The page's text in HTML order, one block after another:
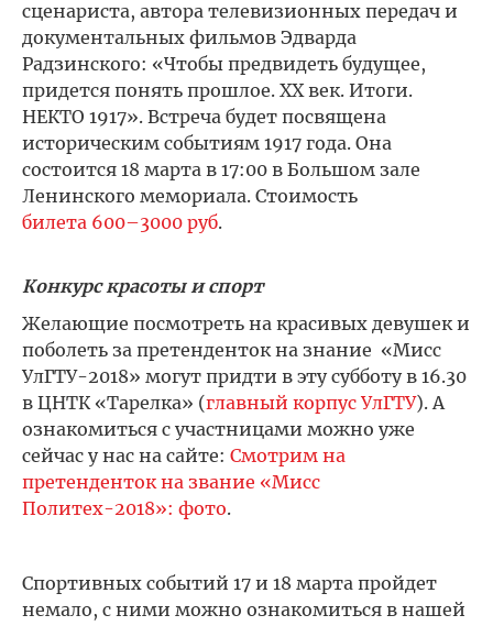
сценариста, автора телевизионных передач и
документальных фильмов Эдварда
Радзинского: «Чтобы предвидеть будущее,
придется понять прошлое. XX век. Итоги.
НЕКТО 1917». Встреча будет посвящена
историческим событиям 1917 года. Она
состоится 18 марта в 17:00 в Большом зале
Ленинского мемориала. Стоимость
билета 600–3000 руб.
Конкурс красоты и спорт
Желающие посмотреть на красивых девушек и
поболеть за претенденток на знание «Мисс
УлГТУ-2018» могут придти в эту субботу в 16.30
в ЦНТК «Тарелка» (главный корпус УлГТУ). А
ознакомиться с участницами можно уже
сейчас у нас на сайте: Смотрим на
претенденток на звание «Мисс
Политех-2018»: фото.
Спортивных событий 17 и 18 марта пройдет
немало, с ними можно ознакомиться в нашей